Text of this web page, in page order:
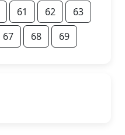
61 62
63
67 68 69